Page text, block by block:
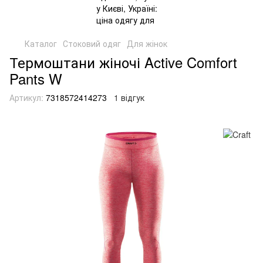
Каталог Стоковий одяг Для жінок
Термоштани жіночі Active Comfort
Pants W
Артикул: 7318572414273 1 відгук